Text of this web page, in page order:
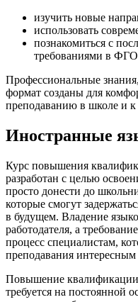
изучить новые
использовать
познакомиться с
требованиями в
Профессиональные
формат созданы для
преподаванию в школе и к
Иностранные
Курс повышения
разработан с целью
просто донести до
которые смогут
в будущем. Владение
работодателя, а
процесс специалистам,
преподавания
Повышение квалификации
требуется на постоянной